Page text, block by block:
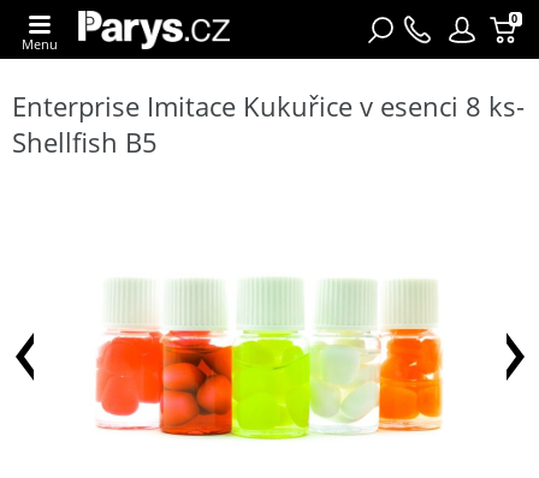
0
Menu
Enterprise Imitace Kukuřice v esenci 8 ks-
Shellfish B5